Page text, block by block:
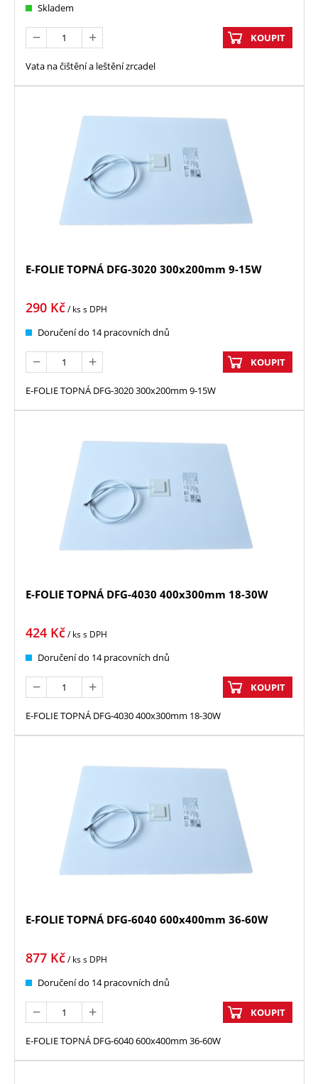
Skladem
KOUPIT
Vata na čištění a leštění zrcadel
E-FOLIE TOPNÁ DFG-3020 300x200mm 9-15W
290 Kč/ kss DPH
Doručení do 14 pracovních dnů
KOUPIT
E-FOLIE TOPNÁ DFG-3020 300x200mm 9-15W
E-FOLIE TOPNÁ DFG-4030 400x300mm 18-30W
424 Kč/ kss DPH
Doručení do 14 pracovních dnů
KOUPIT
E-FOLIE TOPNÁ DFG-4030 400x300mm 18-30W
E-FOLIE TOPNÁ DFG-6040 600x400mm 36-60W
877 Kč/ kss DPH
Doručení do 14 pracovních dnů
KOUPIT
E-FOLIE TOPNÁ DFG-6040 600x400mm 36-60W